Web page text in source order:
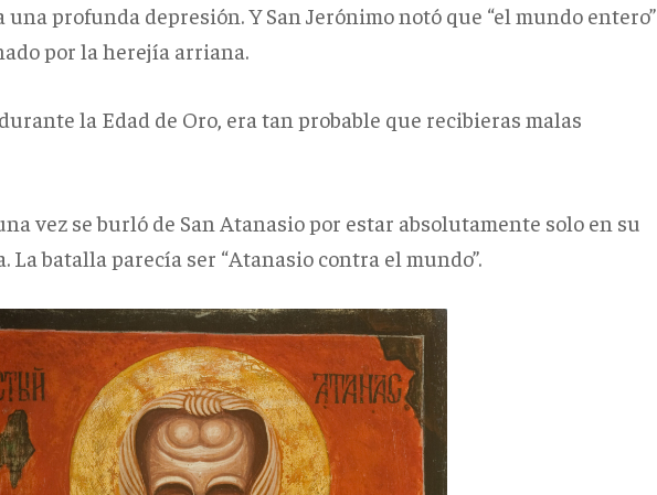
una profunda depresión. Y San Jerónimo notó que “el mundo entero”
por la herejía arriana.
la Edad de Oro, era tan probable que recibieras malas
vez se burló de San Atanasio por estar absolutamente solo en su
La batalla parecía ser “Atanasio contra el mundo”.